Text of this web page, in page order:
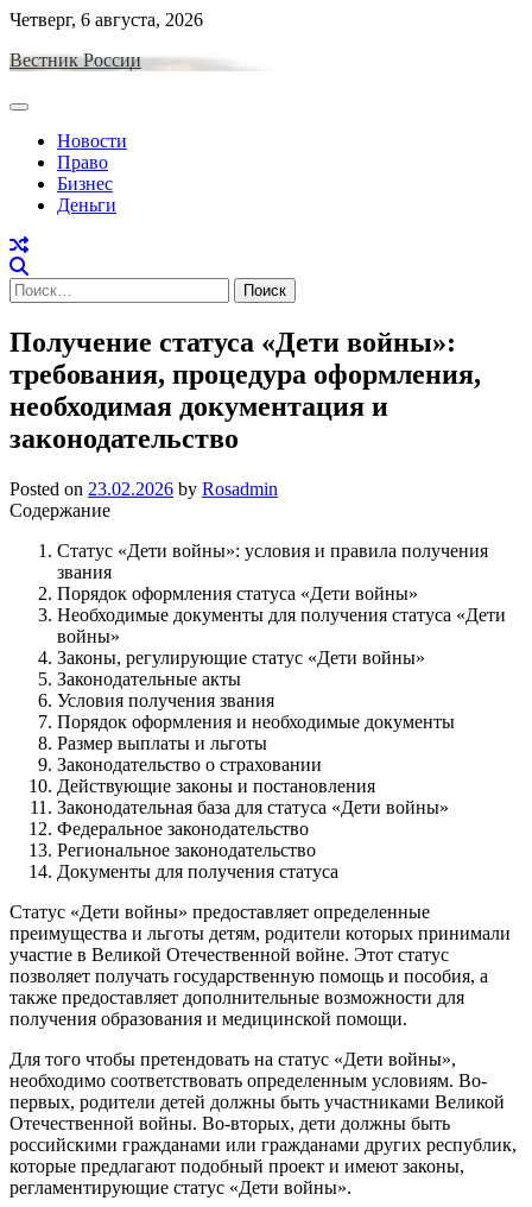
Skip
content
Четверг, 6 августа, 2026
Вестник России
Новости
Право
Бизнес
Деньги
Найти:
Получение статуса «Дети войны»:
требования, процедура оформления,
необходимая документация и
законодательство
Posted on 23.02.2026 by Rosadmin
Содержание
Статус «Дети войны»: условия и правила получения
звания
Порядок оформления статуса «Дети войны»
Необходимые документы для получения статуса «Дети
войны»
Законы, регулирующие статус «Дети войны»
Законодательные акты
Условия получения звания
Порядок оформления и необходимые документы
Размер выплаты и льготы
Законодательство о страховании
Действующие законы и постановления
Законодательная база для статуса «Дети войны»
Федеральное законодательство
Региональное законодательство
Документы для получения статуса
Статус «Дети войны» предоставляет определенные
преимущества и льготы детям, родители которых принимали
участие в Великой Отечественной войне. Этот статус
позволяет получать государственную помощь и пособия, а
также предоставляет дополнительные возможности для
получения образования и медицинской помощи.
Для того чтобы претендовать на статус «Дети войны»,
необходимо соответствовать определенным условиям. Во-
первых, родители детей должны быть участниками Великой
Отечественной войны. Во-вторых, дети должны быть
российскими гражданами или гражданами других республик,
которые предлагают подобный проект и имеют законы,
регламентирующие статус «Дети войны».